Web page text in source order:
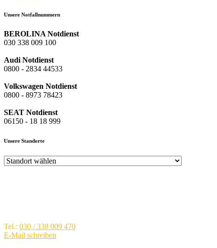
Unsere Notfallnummern
BEROLINA Notdienst
030 338 009 100
Audi Notdienst
0800 - 2834 44533
Volkswagen Notdienst
0800 - 8973 78423
SEAT Notdienst
06150 - 18 18 999
Unsere Standorte
Tel.: 030 / 338 009 470
E-Mail schreiben